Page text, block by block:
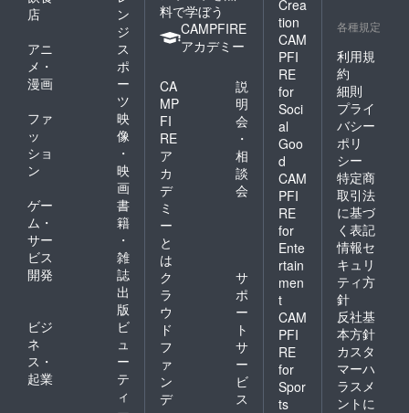
店
ン
ジ
アニ
メ・
漫画
ス
ポ
ー
ツ
ファ
ッ
ショ
ン
映
像
・
映
画
ゲー
ム・
サー
ビス
開発
書
籍
・
雑
誌
出
版
ビジ
ネ
ス・
起業
ビ
ュ
ー
テ
ィ
料で学ぼう
CAMPFIRE
アカデミー
CA
MP
FI
RE
ア
カ
デ
ミ
ー
と
は
説
明
会
・
相
談
会
ク
ラ
ウ
ド
フ
ァ
ン
デ
サ
ポ
ー
ト
サ
ー
ビ
ス
Crea
tion
CAM
PFI
RE
for
Soci
al
Goo
d
CAM
PFI
RE
for
Ente
rtain
men
t
CAM
PFI
RE
for
Spor
ts
各種規定
利用規
約
細則
プライ
バシー
ポリ
シー
特定商
取引法
に基づ
く表記
情報セ
キュリ
ティ方
針
反社基
本方針
カスタ
マーハ
ラスメ
ントに